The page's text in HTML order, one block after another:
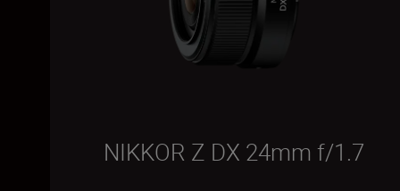
NIKKOR Z DX 24mm f/1.7